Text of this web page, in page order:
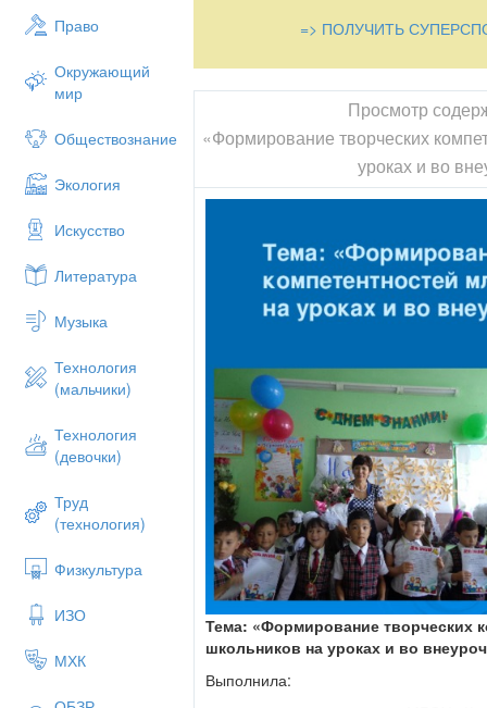
Право
Окружающий
мир
Обществознание
Экология
Искусство
Литература
Музыка
Технология
(мальчики)
Технология
(девочки)
Труд
(технология)
Физкультура
ИЗО
МХК
=> ПОЛУЧИТЬ
Просмотр
«Формирование творческих
уроках и во
Тема: «Формирование творческих
школьников на уроках и во
Выполнила: